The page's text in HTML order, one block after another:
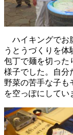
ハイキングでお
うとうづくりを
包丁で麺を切った
様子でした。自分
野菜の苦手な子も
を空っぽにしてい